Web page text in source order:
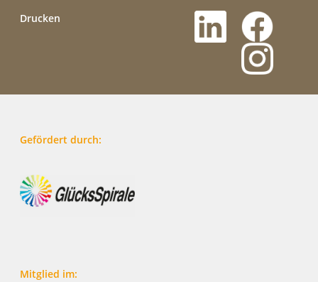
Drucken
Gefördert durch:
Mitglied im: